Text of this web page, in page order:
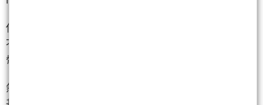
伊朗尚未公開確認是否參與談判，卡利巴夫表示伊朗
不會在「威脅陰影下」參加會談。這顯然是指川普威
脅若不能達成協議，將攻擊伊朗發電廠和橋梁。
然而，兩名伊朗官員透露，伊朗代表團正計畫前往巴